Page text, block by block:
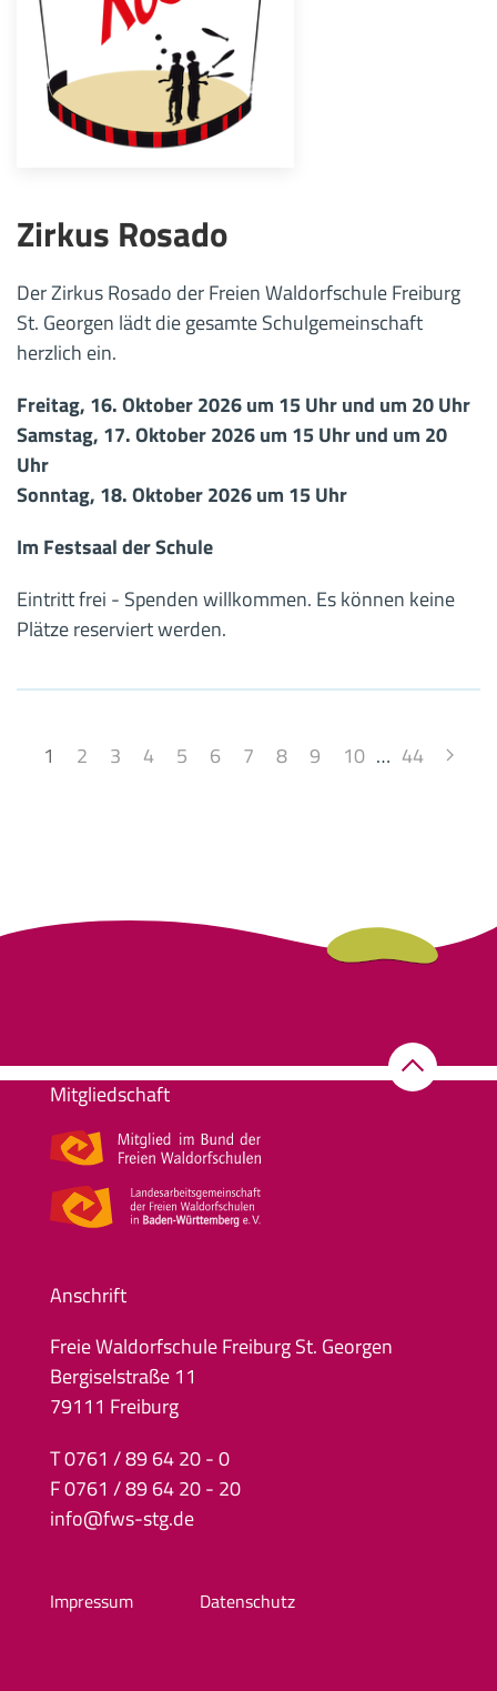
Zirkus Rosado
Der Zirkus Rosado der Freien Waldorfschule Freiburg
St. Georgen lädt die gesamte Schulgemeinschaft
herzlich ein.
Freitag, 16. Oktober 2026 um 15 Uhr und um 20 Uhr
Samstag, 17. Oktober 2026 um 15 Uhr und um 20
Uhr
Sonntag, 18. Oktober 2026 um 15 Uhr
Im Festsaal der Schule
Eintritt frei - Spenden willkommen. Es können keine
Plätze reserviert werden.
1 2 3 4 5 6 7 8 9 10 … 44
Mitgliedschaft
Anschrift
Freie Waldorfschule Freiburg St. Georgen
Bergiselstraße 11
79111 Freiburg
T 0761 / 89 64 20 - 0
F 0761 / 89 64 20 - 20
info@fws-stg.de
Impressum Datenschutz